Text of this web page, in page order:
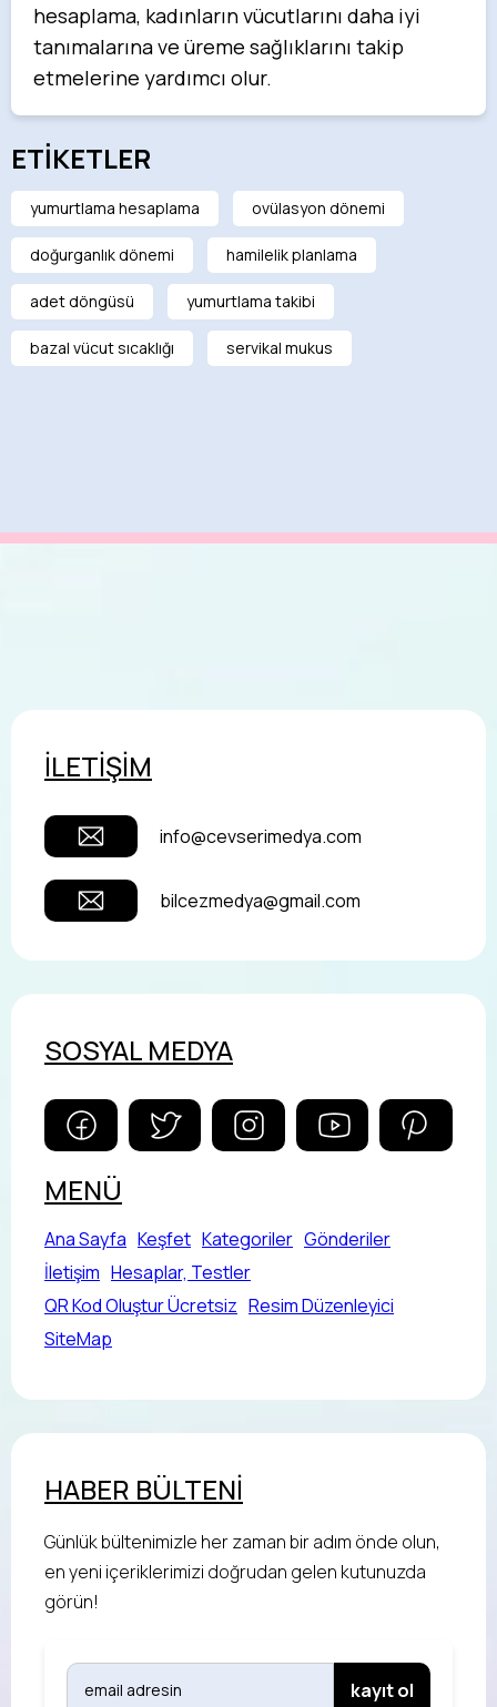
hesaplama, kadınların vücutlarını daha iyi
tanımalarına ve üreme sağlıklarını takip
etmelerine yardımcı olur.
ETİKETLER
yumurtlama hesaplama ovülasyon dönemi
doğurganlık dönemi hamilelik planlama
adet döngüsü yumurtlama takibi
bazal vücut sıcaklığı servikal mukus
İLETİŞİM
info@cevserimedya.com
bilcezmedya@gmail.com
SOSYAL MEDYA
MENÜ
Ana Sayfa Keşfet Kategoriler Gönderiler
İletişim Hesaplar, Testler
QR Kod Oluştur Ücretsiz Resim Düzenleyici
SiteMap
HABER BÜLTENİ
Günlük bültenimizle her zaman bir adım önde olun,
en yeni içeriklerimizi doğrudan gelen kutunuzda
görün!